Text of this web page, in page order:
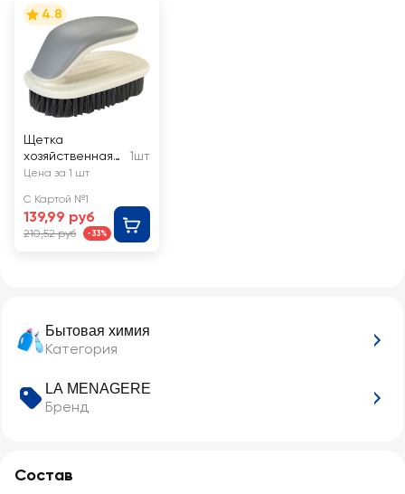
Бытовая химия
Категория
LA MENAGERE
Бренд
Состав
4.8
Щетка
хозяйственная
универсальная
12x7см
1шт
Цена за 1 шт
С Картой №1
139,99 руб
210,52 руб -33%